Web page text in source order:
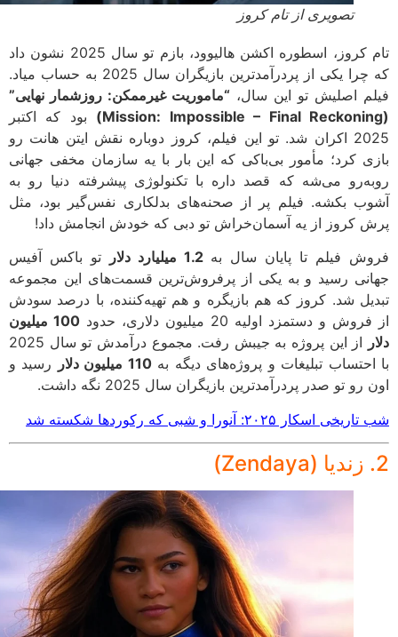
تصویری از تام کروز
تام کروز، اسطوره اکشن هالیوود، بازم تو سال 2025 نشون داد
که چرا یکی از پردرآمدترین بازیگران سال 2025 به حساب میاد.
اصلیش تو این سال،“ماموریت غیرممکن: روزشمار نهایی”
بود که اکتبر
2025 اکران شد. تو این فیلم، کروز دوباره نقش ایتن هانت رو
کرد؛ مأمور بی‌باکی که این بار با یه سازمان مخفی جهانی
می‌شه که قصد داره با تکنولوژی پیشرفته دنیا رو به
بکشه. فیلم پر از صحنه‌های بدلکاری نفس‌گیر بود، مثل
کروز از یه آسمان‌خراش تو دبی که خودش انجامش داد!
فیلم تا پایان سال به 1.2 میلیارد دلار
تو باکس آفیس
رسید و به یکی از پرفروش‌ترین قسمت‌های این مجموعه
شد. کروز که هم بازیگره و هم تهیه‌کننده، با درصد سودش
و دستمزد اولیه 20 میلیون دلاری، حدود
100 میلیون
از این پروژه به جیبش رفت. مجموع درآمدش تو سال 2025
تبلیغات و پروژه‌های دیگه به110 میلیون دلار
رسید و
تو صدر پردرآمدترین بازیگران سال 2025 نگه داشت.
اسکار ۲۰۲۵: آنورا و شبی که رکوردها شکسته شد